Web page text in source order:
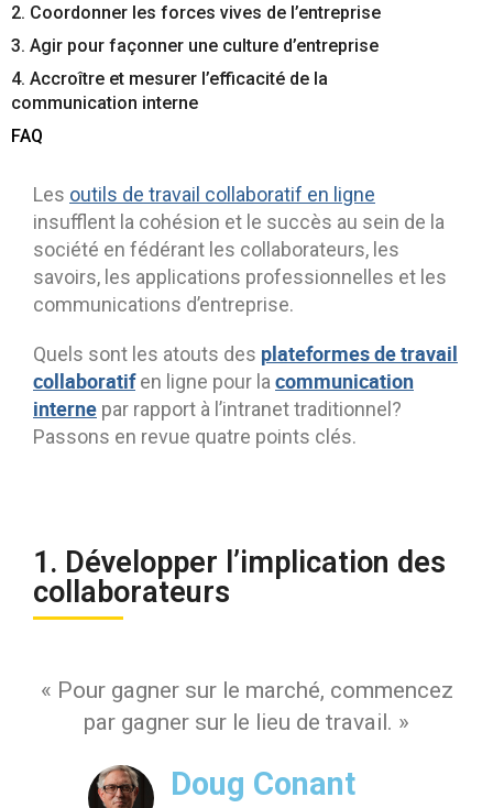
2. Coordonner les forces vives de l’entreprise
3. Agir pour façonner une culture d’entreprise
4. Accroître et mesurer l’efficacité de la
communication interne
FAQ
Les outils de travail collaboratif en ligne
insufflent la cohésion et le succès au sein de la
société en fédérant les collaborateurs, les
savoirs, les applications professionnelles et les
communications d’entreprise.
Quels sont les atouts des plateformes de travail
collaboratifen ligne pour lacommunication
interne par rapport à l’intranet traditionnel?
Passons en revue quatre points clés.
1. Développer l’implication des
collaborateurs
« Pour gagner sur le marché, commencez
par gagner sur le lieu de travail. »
Doug Conant